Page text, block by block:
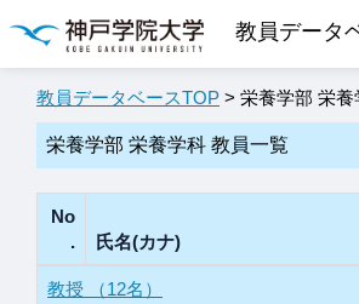
教員データ
教員データベースTOP > 栄養学部 栄養
栄養学部 栄養学科 教員一覧
No
.
氏名(カナ)
教授 （12名）